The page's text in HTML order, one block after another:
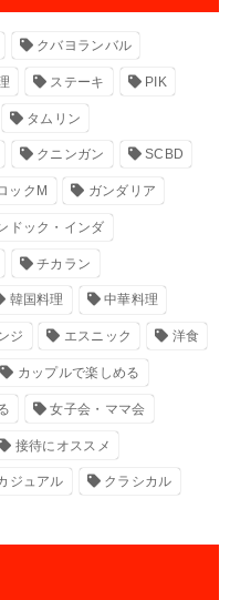
クバヨランバル
ステーキ PIK
タムリン
クニンガン SCBD
ックM ガンダリア
ドック・インダ
チカラン
韓国料理 中華料理
ジ エスニック 洋食
カップルで楽しめる
女子会・ママ会
接待にオススメ
ジュアル クラシカル